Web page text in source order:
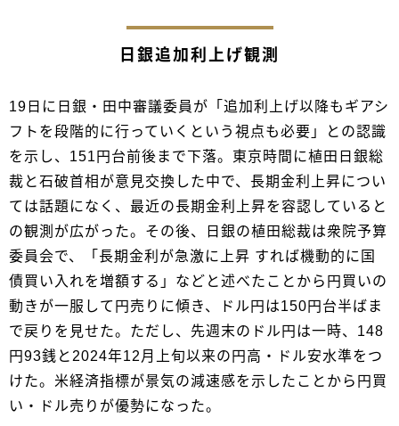
日銀追加利上げ観測
19日に日銀・田中審議委員が「追加利上げ以降もギアシ
フトを段階的に行っていくという視点も必要」との認識
を示し、151円台前後まで下落。東京時間に植田日銀総
裁と石破首相が意見交換した中で、長期金利上昇につい
ては話題になく、最近の長期金利上昇を容認していると
の観測が広がった。その後、日銀の植田総裁は衆院予算
委員会で、「長期金利が急激に上昇 すれば機動的に国
債買い入れを増額する」などと述べたことから円買いの
動きが一服して円売りに傾き、ドル円は150円台半ばま
で戻りを見せた。ただし、先週末のドル円は一時、148
円93銭と2024年12月上旬以来の円高・ドル安水準をつ
けた。米経済指標が景気の減速感を示したことから円買
い・ドル売りが優勢になった。